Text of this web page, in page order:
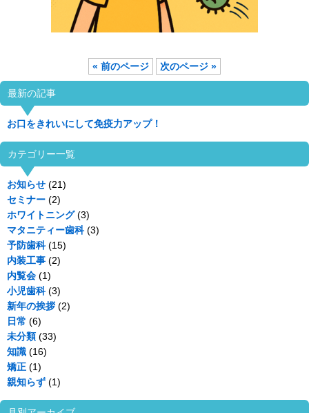
« 前のページ 次のページ »
最新の記事
お口をきれいにして免疫力アップ！
カテゴリー一覧
お知らせ (21)
セミナー (2)
ホワイトニング(3)
マタニティー歯科(3)
予防歯科(15)
内装工事 (2)
内覧会 (1)
小児歯科(3)
新年の挨拶 (2)
日常 (6)
未分類 (33)
知識 (16)
矯正 (1)
親知らず (1)